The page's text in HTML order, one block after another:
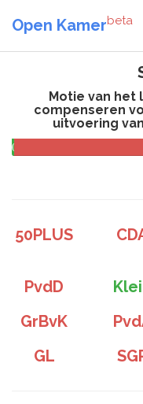
Open Kamerbeta
Motie van het
compenseren
uitvoering
0,7
50PLUS
PvdD
GrBvK
GL